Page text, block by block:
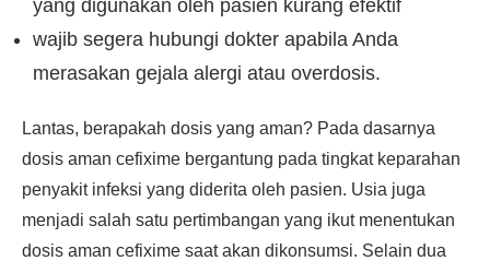
yang digunakan oleh pasien kurang efektif
wajib segera hubungi dokter apabila Anda
merasakan gejala alergi atau overdosis.
Lantas, berapakah dosis yang aman? Pada dasarnya
dosis aman cefixime bergantung pada tingkat keparahan
penyakit infeksi yang diderita oleh pasien. Usia juga
menjadi salah satu pertimbangan yang ikut menentukan
dosis aman cefixime saat akan dikonsumsi. Selain dua